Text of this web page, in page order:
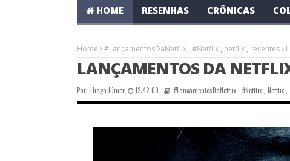
HOME RESENHAS CRÔNICAS
Home #LançamentosDaNetflix , #Netflix , netflix , recentes
LANÇAMENTOS DA
Por: Hiago Júnior 12:42:00 #LançamentosDaNetflix ,#Netflix Netflix,